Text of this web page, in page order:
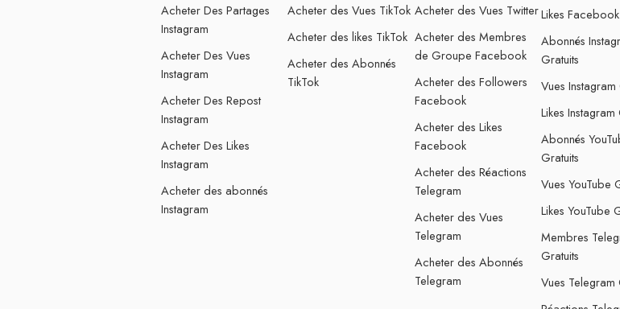
Acheter Des Partages
Instagram
Acheter Des Vues
Instagram
Acheter Des Repost
Instagram
Acheter Des Likes
Instagram
Acheter des abonnés
Instagram
Acheter des Vues TikTok
Acheter des likes TikTok
Acheter des Abonnés
TikTok
Acheter des Vues Twitter
Acheter des Membres
de Groupe Facebook
Acheter des Followers
Facebook
Acheter des Likes
Facebook
Acheter des Réactions
Telegram
Acheter des Vues
Telegram
Acheter des Abonnés
Telegram
Likes
Abonnés
Gratuits
Vues Instagram
Likes Instagram
Abonnés
Gratuits
Vues YouTube
Likes YouTube
Membres
Gratuits
Vues Telegram